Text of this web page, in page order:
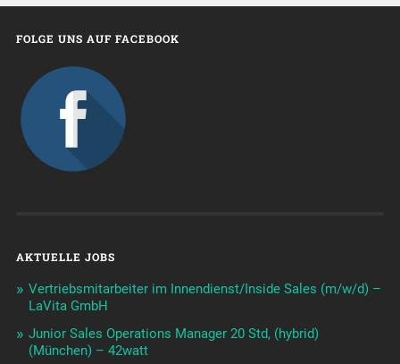
FOLGE UNS AUF FACEBOOK
AKTUELLE JOBS
Vertriebsmitarbeiter im Innendienst/Inside Sales (m/w/d) –
LaVita GmbH
Junior Sales Operations Manager 20 Std, (hybrid)
(München) – 42watt